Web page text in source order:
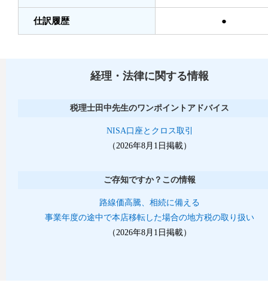
仕訳履歴 ●
経理・法律に関する情報
税理士田中先生のワンポイントアドバイス
NISA口座とクロス取引
（2026年8月1日掲載）
ご存知ですか？この情報
路線価高騰、相続に備える
事業年度の途中で本店移転した場合の地方税の取り扱い
（2026年8月1日掲載）